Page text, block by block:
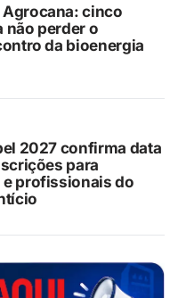
Agrocana: cinco
não perder o
da bioenergia
2027 confirma data
para
profissionais do